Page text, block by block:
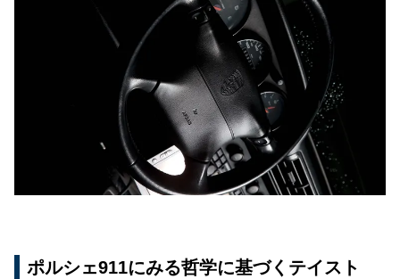
ポルシェ911にみる哲学に基づくテイスト